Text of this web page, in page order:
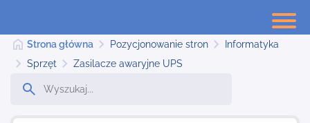
Strona główna Pozycjonowanie stron
Informatyka
Sprzęt
Zasilacze awaryjne UPS